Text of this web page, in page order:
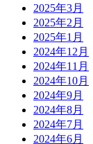
2025年3月
2025年2月
2025年1月
2024年12月
2024年11月
2024年10月
2024年9月
2024年8月
2024年7月
2024年6月